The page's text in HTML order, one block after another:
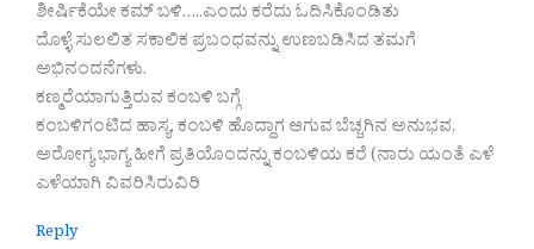
ಶೀರ್ಷಿಕೆಯೇ ಕಮ್ ಬಳಿ…..ಎಂದು ಕರೆದು ಓದಿಸಿಕೊಂಡಿತು
ದೊಳ್ಳೆ ಸುಲಲಿತ ಸಕಾಲಿಕ ಪ್ರಬಂಧವನ್ನು ಉಣಬಡಿಸಿದ ತಮಗೆ
ಅಭಿನಂದನೆಗಳು.
ಕಣ್ಮರೆಯಾಗುತ್ತಿರುವ ಕಂಬಳಿ ಬಗ್ಗೆ
ಕಂಬಳಿಗಂಟಿದ ಹಾಸ್ಯ, ಕಂಬಳಿ ಹೊದ್ದಾಗ ಆಗುವ ಬೆಚ್ಚಗಿನ ಅನುಭವ,
ಅರೋಗ್ಯ ಭಾಗ್ಯ ಹೀಗೆ ಪ್ರತಿಯೊಂದನ್ನು ಕಂಬಳಿಯ ಕರೆ (ನಾರು ಯಂತೆ ಎಳೆ
ಎಳೆಯಾಗಿ ವಿವರಿಸಿರುವಿರಿ
Reply